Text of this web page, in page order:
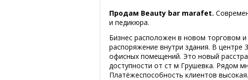
Продам Beauty bar marafet.
и педикюра.
Бизнес расположен в новом торговом и
распоряжение внутри здания. В
офисных помещений. Это новый
доступности от ст м Грушевка. Рядом
Платёжеспособность клиентов высокая.